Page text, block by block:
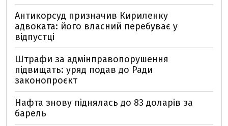
Антикорсуд призначив Кириленку
адвоката: його власний перебуває у
відпустці
Штрафи за адмінправопорушення
підвищать: уряд подав до Ради
законопроєкт
Нафта знову піднялась до 83 доларів за
барель